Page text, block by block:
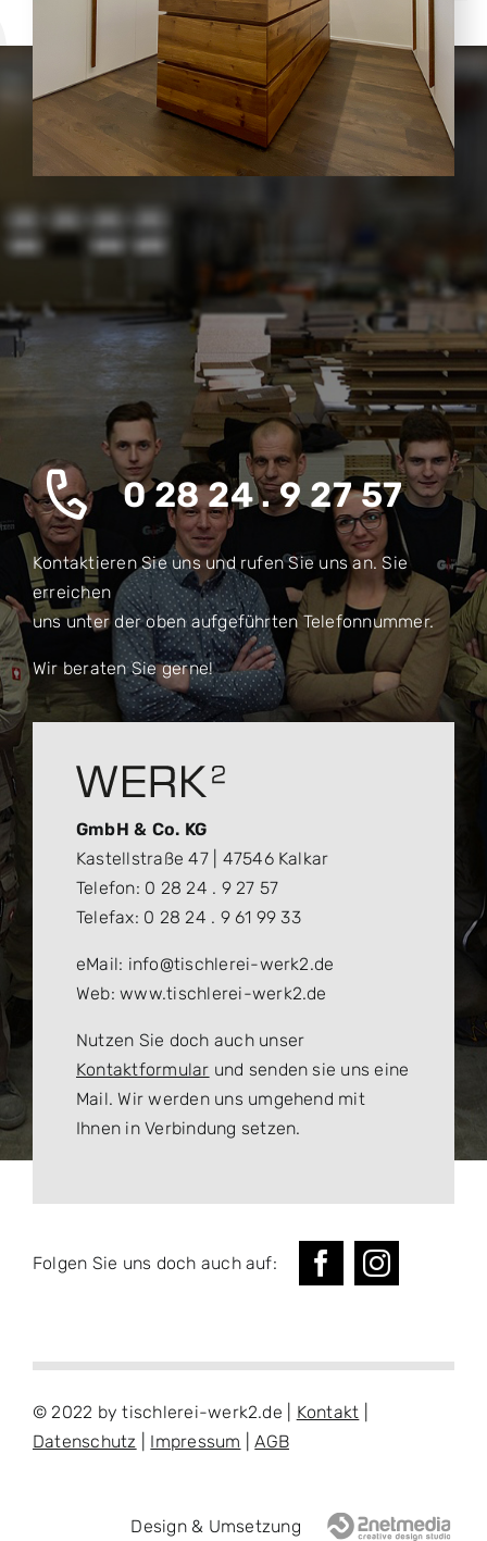
0 28 24 . 9 27 57
Kontaktieren Sie uns und rufen Sie uns an. Sie
erreichen
uns unter der oben aufgeführten Telefonnummer.
Wir beraten Sie gerne!
GmbH & Co. KG
Kastellstraße 47 | 47546 Kalkar
Telefon: 0 28 24 . 9 27 57
Telefax: 0 28 24 . 9 61 99 33
eMail: info@tischlerei-werk2.de
Web: www.tischlerei-werk2.de
Nutzen Sie doch auch unser
Kontaktformular und senden sie uns eine
Mail. Wir werden uns umgehend mit
Ihnen in Verbindung setzen.
Folgen Sie uns doch auch auf:
© 2022 by tischlerei-werk2.de | Kontakt
Datenschutz
Impressum |AGB
Design & Umsetzung